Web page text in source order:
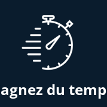
du